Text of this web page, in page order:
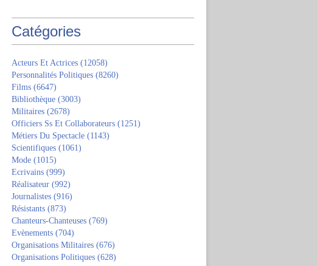
Catégories
Acteurs Et Actrices (12058)
Personnalités Politiques (8260)
Films (6647)
Bibliothèque (3003)
Militaires (2678)
Officiers Ss Et Collaborateurs (1251)
Métiers Du Spectacle (1143)
Scientifiques (1061)
Mode (1015)
Ecrivains (999)
Réalisateur (992)
Journalistes (916)
Résistants (873)
Chanteurs-Chanteuses (769)
Evènements (704)
Organisations Militaires (676)
Organisations Politiques (628)